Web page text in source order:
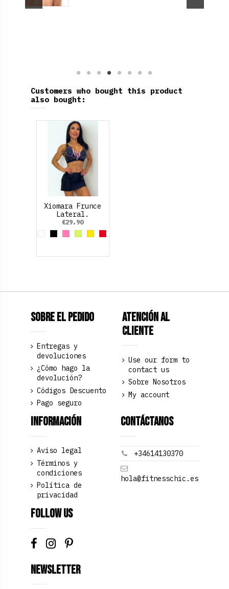
Customers who bought this product
also bought:
Xiomara Frunce
Lateral.
€29.90
WhiteBlackRosa claro
Amarillo Neon
Yellow
Red
Sobre el pedido
Entregas y
devoluciones
¿Cómo hago la
devolución?
Códigos Descuento
Pago seguro
Atención al
Cliente
Use our form to
contact us
Sobre Nosotros
My account
Información
Aviso legal
Términos y
condiciones
Política de
privacidad
Contáctanos
+34614130370
hola@fitnesschic.es
Follow us
Newsletter